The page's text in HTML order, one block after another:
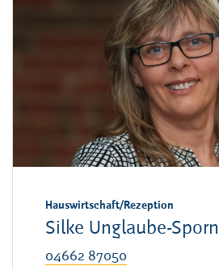
Hauswirtschaft/Rezeption
Silke Unglaube-Sporn
04662 87050